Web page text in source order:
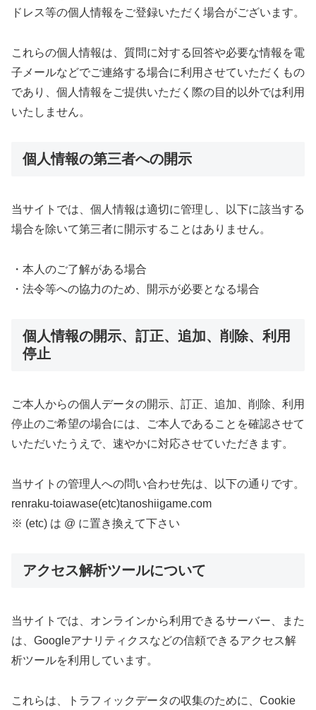
ドレス等の個人情報をご登録いただく場合がございます。
これらの個人情報は、質問に対する回答や必要な情報を電
子メールなどでご連絡する場合に利用させていただくもの
であり、個人情報をご提供いただく際の目的以外では利用
いたしません。
個人情報の第三者への開示
当サイトでは、個人情報は適切に管理し、以下に該当する
場合を除いて第三者に開示することはありません。
・本人のご了解がある場合
・法令等への協力のため、開示が必要となる場合
個人情報の開示、訂正、追加、削除、利用
停止
ご本人からの個人データの開示、訂正、追加、削除、利用
停止のご希望の場合には、ご本人であることを確認させて
いただいたうえで、速やかに対応させていただきます。
当サイトの管理人への問い合わせ先は、以下の通りです。
renraku-toiawase(etc)tanoshiigame.com
※ (etc) は @ に置き換えて下さい
アクセス解析ツールについて
当サイトでは、オンラインから利用できるサーバー、また
は、Googleアナリティクスなどの信頼できるアクセス解
析ツールを利用しています。
これらは、トラフィックデータの収集のために、Cookie